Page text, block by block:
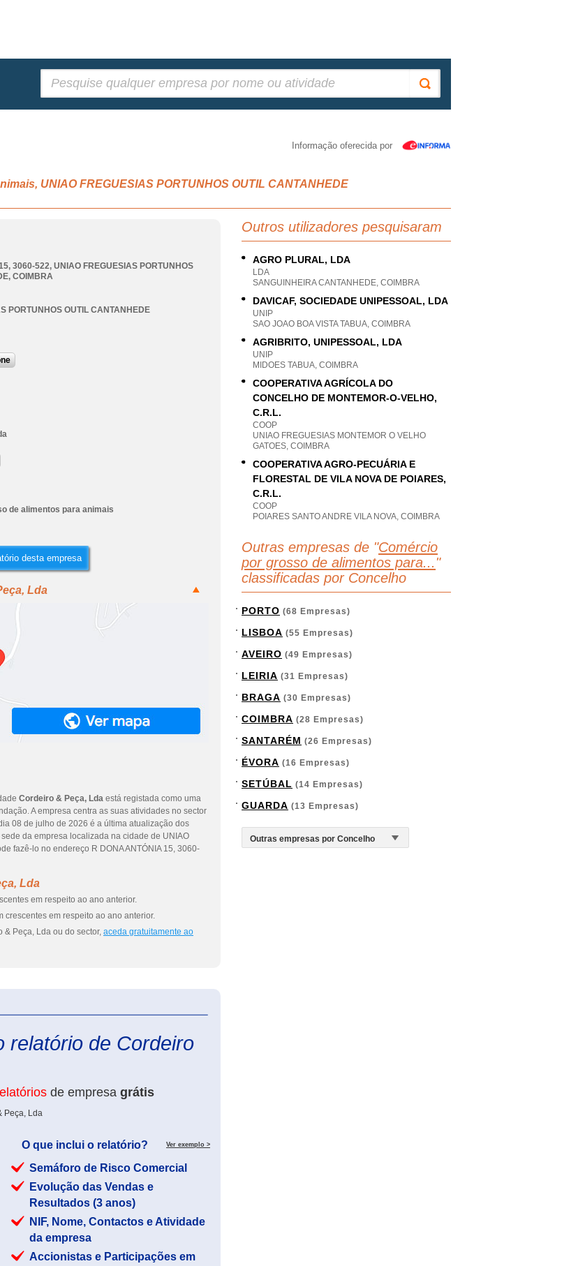
Informação oferecida por
UNIAO FREGUESIAS PORTUNHOS OUTIL CANTANHEDE
3060-522, UNIAO FREGUESIAS PORTUNHOS
, COIMBRA
PORTUNHOS OUTIL CANTANHEDE
de alimentos para animais
desta empresa
Lda
Cordeiro & Peça, Lda está registada como uma
A empresa centra as suas atividades no sector
08 de julho de 2026 é a última atualização dos
da empresa localizada na cidade de UNIAO
fazê-lo no endereço R DONA ANTÓNIA 15, 3060-
Lda
em respeito ao ano anterior.
crescentes em respeito ao ano anterior.
Peça, Lda ou do sector, aceda gratuitamente ao
relatório de Cordeiro
de empresa grátis
Peça, Lda
O que inclui o relatório? Ver exemplo >
Semáforo de Risco Comercial
Evolução das Vendas e
Resultados (3 anos)
NIF, Nome, Contactos e Atividade
da empresa
Accionistas e Participações em
Outros utilizadores pesquisaram
AGRO PLURAL, LDA
LDA
SANGUINHEIRA CANTANHEDE, COIMBRA
DAVICAF, SOCIEDADE UNIPESSOAL, LDA
UNIP
SAO JOAO BOA VISTA TABUA, COIMBRA
AGRIBRITO, UNIPESSOAL, LDA
UNIP
MIDOES TABUA, COIMBRA
COOPERATIVA AGRÍCOLA DO
CONCELHO DE MONTEMOR-O-VELHO,
C.R.L.
COOP
UNIAO FREGUESIAS MONTEMOR O VELHO
GATOES, COIMBRA
COOPERATIVA AGRO-PECUÁRIA E
FLORESTAL DE VILA NOVA DE POIARES,
C.R.L.
COOP
POIARES SANTO ANDRE VILA NOVA, COIMBRA
Outras empresas de "Comércio
por grosso de alimentos para... "
classificadas por Concelho
PORTO (68 Empresas)
LISBOA (55 Empresas)
AVEIRO (49 Empresas)
LEIRIA (31 Empresas)
BRAGA (30 Empresas)
COIMBRA (28 Empresas)
SANTARÉM (26 Empresas)
ÉVORA (16 Empresas)
SETÚBAL (14 Empresas)
GUARDA (13 Empresas)